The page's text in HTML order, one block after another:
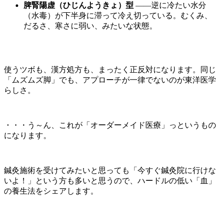
脾腎陽虚（ひじんようきょ）型 ——逆に冷たい水分
（水毒）が下半身に滞って冷え切っている。むくみ、
だるさ、寒さに弱い、みたいな状態。
使うツボも、漢方処方も、まったく正反対になります。同じ
「ムズムズ脚」でも、アプローチが一律でないのが東洋医学
らしさ。
・・・う～ん、これが「オーダーメイド医療」っというもの
になります。
鍼灸施術を受けてみたいと思っても「今すぐ鍼灸院に行けな
いよ！」という方も多いと思うので、ハードルの低い「血」
の養生法をシェアします。